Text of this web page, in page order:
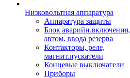
Низковольтная аппаратура
Аппаратура защиты
Блок аварийн.включения,
автом. ввода резерва
Контакторы, реле,
магнит.пускатели
Концевые выключатели
Приборы